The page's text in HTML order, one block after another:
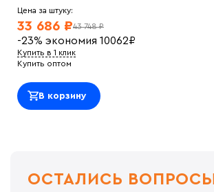
Цена за штуку:
43 748 ₽
33 686 ₽
-23% экономия 10062₽
Купить в 1 клик
Купить оптом
В корзину
ОСТАЛИСЬ